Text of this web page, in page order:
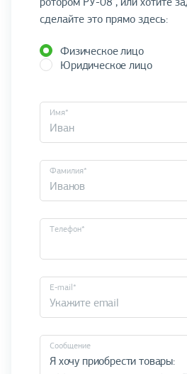
сделайте это прямо здесь:
Физическое лицо
Юридическое лицо
Имя*
Фамилия*
Телефон*
E-mail*
Cообщение